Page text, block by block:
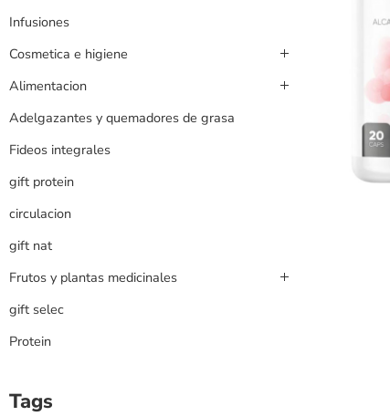
Infusiones
Cosmetica e higiene
Alimentacion
Adelgazantes y quemadores de grasa
Fideos integrales
gift protein
circulacion
gift nat
Frutos y plantas medicinales
gift selec
Protein
Tags